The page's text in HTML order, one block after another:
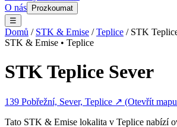
O nás
Prozkoumat
☰
Domů / STK & Emise /Teplice / STK
STK & Emise • Teplice
STK Teplice Sever
139 Pobřežní, Sever, Teplice ↗ (Otevřít
Tato STK & Emise lokalita v Teplice nabízí